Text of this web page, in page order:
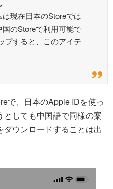
現在日本のStoreでは
のStoreで利用可能で
プすると、このアイテ
で、日本のApple IDを使っ
しても中国語で同様の案
ウンロードすることは出